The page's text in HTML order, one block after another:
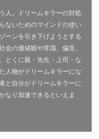
人。ドリームキラーの対処
ないためのマインドの使い
ーンを引き下げようとする
会の価値観や常識、偏見、
とくに親・先生・上司・な
人物がドリームキラーにな
と自分がドリームキラーに
なり加速できるといえま